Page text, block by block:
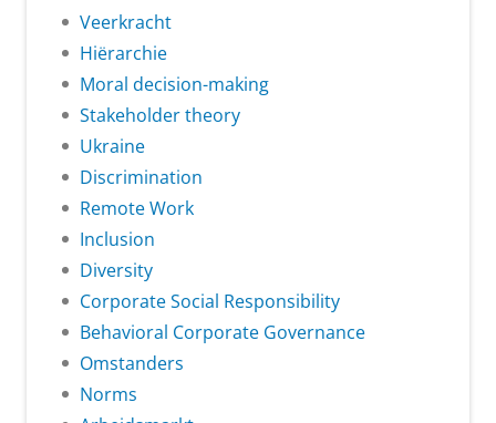
Veerkracht
Hiërarchie
Moral decision-making
Stakeholder theory
Ukraine
Discrimination
Remote Work
Inclusion
Diversity
Corporate Social Responsibility
Behavioral Corporate Governance
Omstanders
Norms